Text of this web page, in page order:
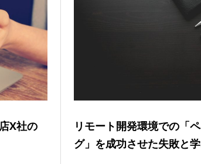
X社の
リモート開発環境での「
グ」を成功させた失敗と